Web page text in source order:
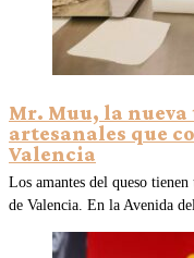
Mr. Muu, la
artesanales que
Valencia
Los amantes del queso
de Valencia. En la Avenida